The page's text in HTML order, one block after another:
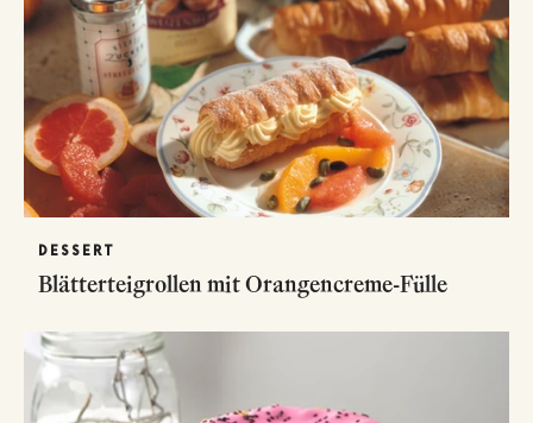
DESSERT
Blätterteigrollen mit Orangencreme-Fülle